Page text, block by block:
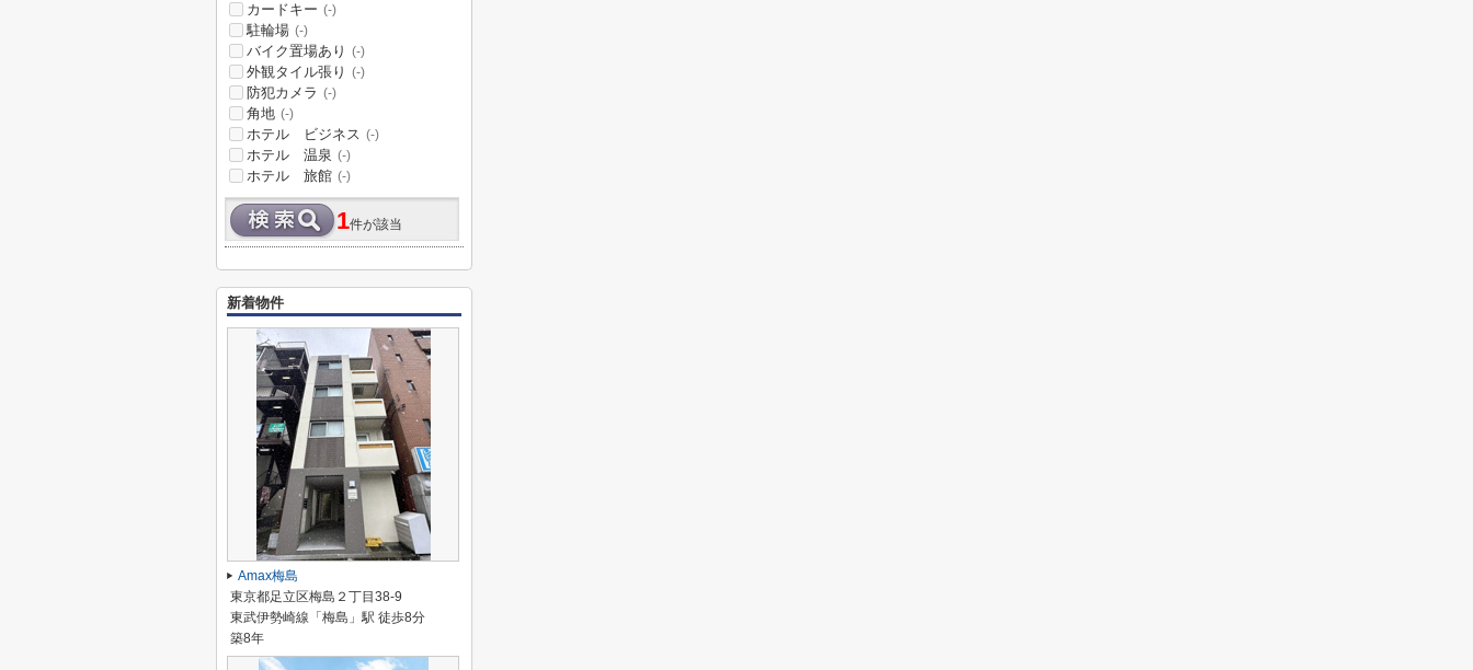
カードキー (-)
駐輪場 (-)
バイク置場あり (-)
外観タイル張り (-)
防犯カメラ (-)
角地 (-)
ホテル ビジネス (-)
ホテル 温泉 (-)
ホテル 旅館 (-)
1件が該当
新着物件
Amax梅島
東京都足立区梅島２丁目38-9
東武伊勢崎線「梅島」駅 徒歩8分
築8年